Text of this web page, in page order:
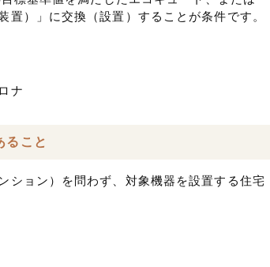
置）」に交換（設置）することが条件です。
ナ
ること
ション）を問わず、対象機器を設置する住宅